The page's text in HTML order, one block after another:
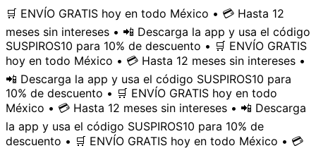
🛒 ENVÍO GRATIS hoy en todo México • 💳 Hasta 12
meses sin intereses • 📲 Descarga la app y usa el código
SUSPIROS10 para 10% de descuento • 🛒 ENVÍO GRATIS
hoy en todo México • 💳 Hasta 12 meses sin intereses •
📲 Descarga la app y usa el código SUSPIROS10 para
10% de descuento • 🛒 ENVÍO GRATIS hoy en todo
México • 💳 Hasta 12 meses sin intereses • 📲 Descarga
la app y usa el código SUSPIROS10 para 10% de
descuento • 🛒 ENVÍO GRATIS hoy en todo México • 💳